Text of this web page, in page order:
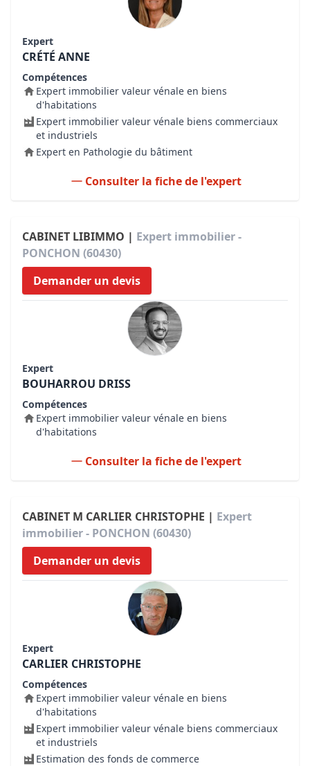
Expert
CRÉTÉ ANNE
Compétences
Expert immobilier valeur vénale en biens
d'habitations
Expert immobilier valeur vénale biens commerciaux
et industriels
Expert en Pathologie du bâtiment
Consulter la fiche de l'expert
CABINET LIBIMMO | Expert immobilier -
PONCHON (60430)
Demander un devis
Expert
BOUHARROU DRISS
Compétences
Expert immobilier valeur vénale en biens
d'habitations
Consulter la fiche de l'expert
CABINET M CARLIER CHRISTOPHE | Expert
immobilier - PONCHON (60430)
Demander un devis
Expert
CARLIER CHRISTOPHE
Compétences
Expert immobilier valeur vénale en biens
d'habitations
Expert immobilier valeur vénale biens commerciaux
et industriels
Estimation des fonds de commerce